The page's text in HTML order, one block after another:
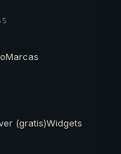
Marcas
(gratis)Widgets